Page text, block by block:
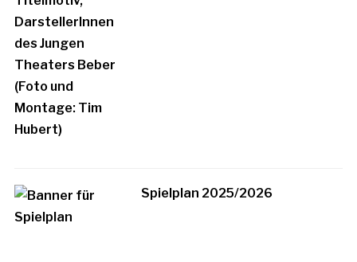
Spielplan 2025/2026